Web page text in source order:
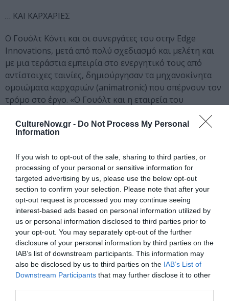
CultureNow.gr - Do Not Process My Personal
Information
If you wish to opt-out of the sale, sharing to third parties, or
processing of your personal or sensitive information for
targeted advertising by us, please use the below opt-out
section to confirm your selection. Please note that after your
opt-out request is processed you may continue seeing
interest-based ads based on personal information utilized by
us or personal information disclosed to third parties prior to
your opt-out. You may separately opt-out of the further
disclosure of your personal information by third parties on the
IAB’s list of downstream participants. This information may
also be disclosed by us to third parties on the IAB’s List of
Downstream Participants that may further disclose it to other
… ΚΑΙ ΚΑΡΧΑΡΙΕΣ
Ο Γουόλτ Κόντι και οι συνεργάτες του στην Edge
Innovations, μετά από πολύ σχεδιασμό και μελέτη και
με μια τεράστια εμπειρία στο ενεργητικό τους από
αντίστοιχες ταινίες, δημιούργησαν τα μηχανοκίνητα
ομοιώματα καρχαριών (animatronic) που σπέρνουν τον
τρόμο στο έργο. «Ο Γουόλτ και η εταιρεία του
καρχαρίες στον κόσμο» λέει ο καλλιτεχνικός
διευθυντής Τζέιμς Χινκλ. «Οι κινήσεις τους είναι
πραγματικών καρχαριών». «Οι καρχαρίες είναι
απίστευτες ‘μηχανές’» παρατηρεί ο Κόντι. «Συνήθως
κολυμπάνε αργά, όταν όμως επιτίθενται έχουν
απίστευτη ενέργεια και όλα αυτά έπρεπε να
αποτυπωθούν στην ταινία». Για τις πολύπλευρες
ανάγκες του έργου κατασκευάστηκαν αρκετά
μηχανοκίνητα ομοιώματα καρχαριών ώστε να
αναπαρασταθούν με τον καλύτερο δυνατό τρόπο οι
διάφορες αντιδράσεις και ιδιότητες του ξεχωριστού
αυτού θαλάσσιου είδους. «Χρησιμοποιήσαμε πολλά